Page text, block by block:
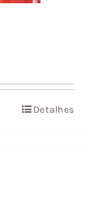
Detalhes